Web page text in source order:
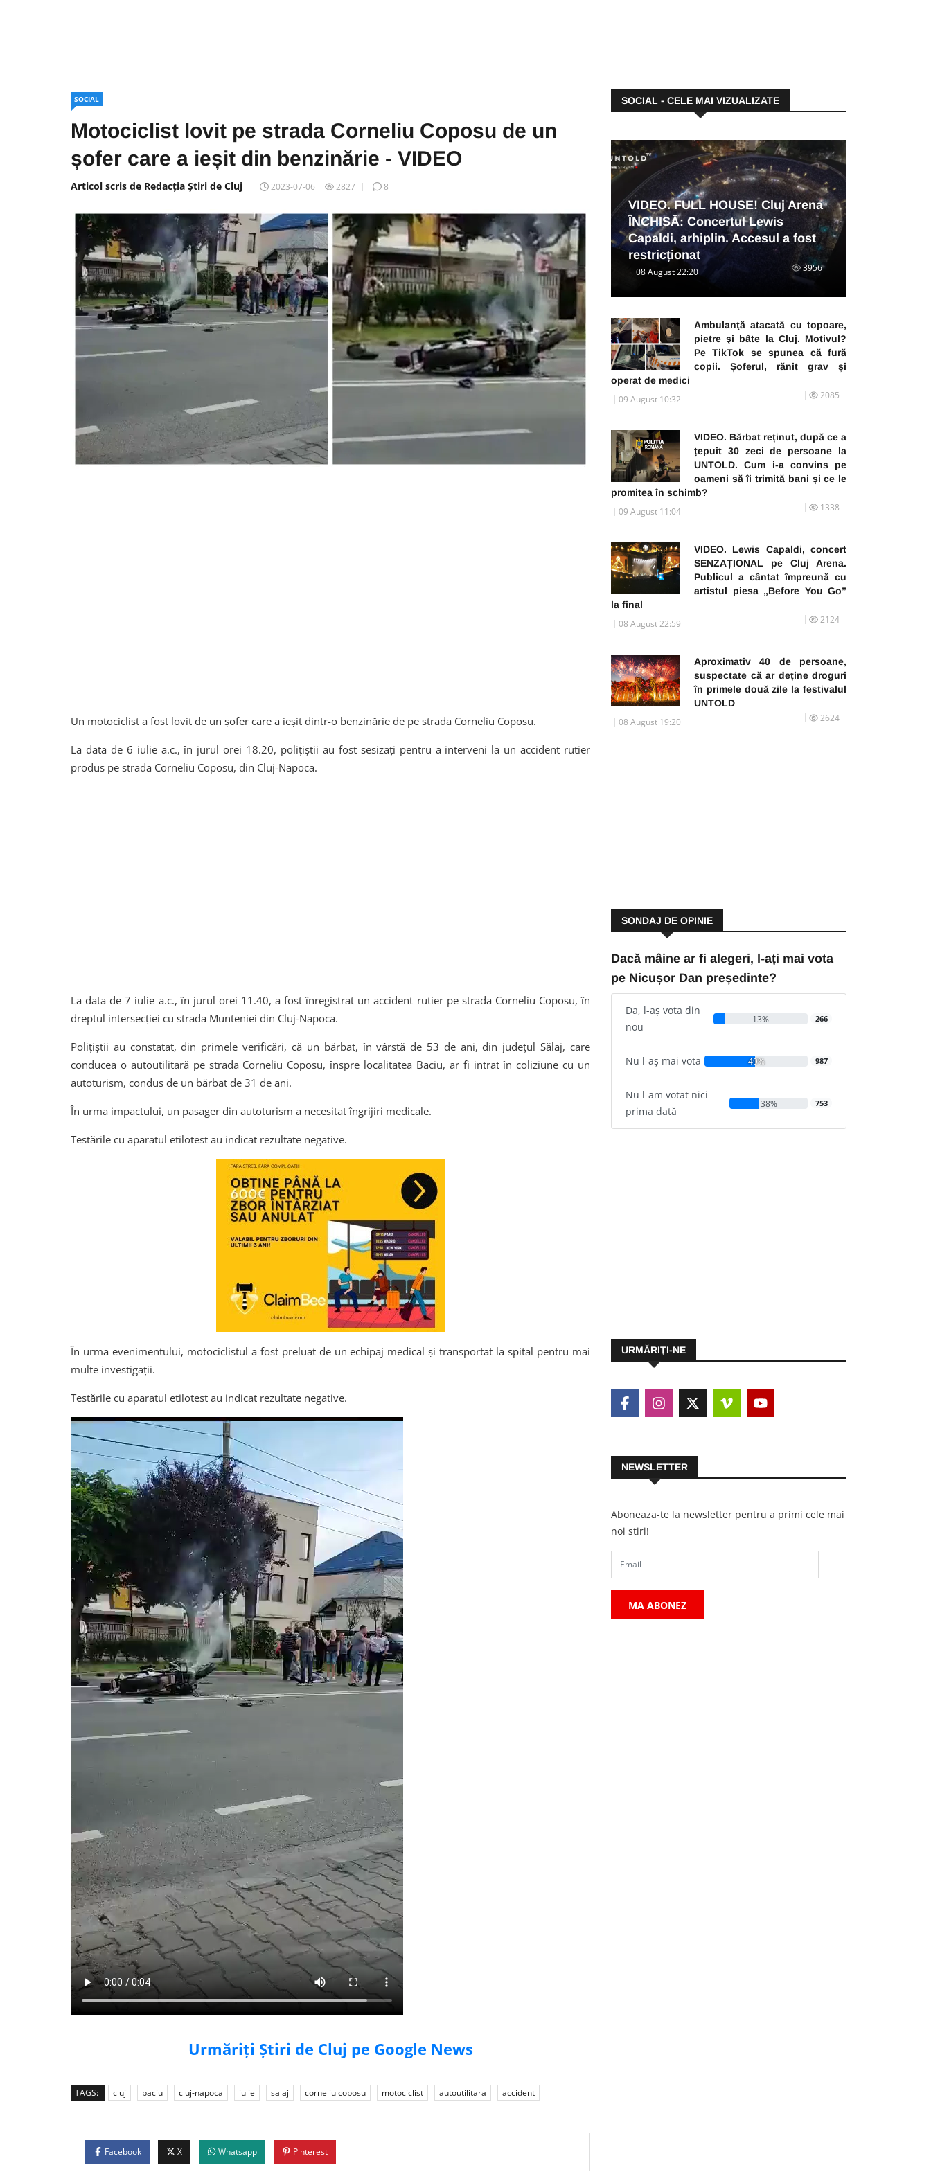
SOCIAL
Motociclist lovit pe strada Corneliu Coposu de un
șofer care a ieșit din benzinărie - VIDEO
Articol scris de Redacția Știri de Cluj 2023-07-06 2827 8
Un motociclist a fost lovit de un șofer care a ieșit dintr-o benzinărie de pe strada Corneliu Coposu.
La data de 6 iulie a.c., în jurul orei 18.20, polițiștii au fost sesizați pentru a interveni la un accident rutier
produs pe strada Corneliu Coposu, din Cluj-Napoca.
La data de 7 iulie a.c., în jurul orei 11.40, a fost înregistrat un accident rutier pe strada Corneliu Coposu, în
dreptul intersecției cu strada Munteniei din Cluj-Napoca.
Polițiștii au constatat, din primele verificări, că un bărbat, în vârstă de 53 de ani, din județul Sălaj, care
conducea o autoutilitară pe strada Corneliu Coposu, înspre localitatea Baciu, ar fi intrat în coliziune cu un
autoturism, condus de un bărbat de 31 de ani.
În urma impactului, un pasager din autoturism a necesitat îngrijiri medicale.
Testările cu aparatul etilotest au indicat rezultate negative.
În urma evenimentului, motociclistul a fost preluat de un echipaj medical și transportat la spital pentru mai
multe investigații.
Testările cu aparatul etilotest au indicat rezultate negative.
Urmăriți Știri de Cluj pe Google News
TAGS: cluj baciu cluj-napoca iulie salaj corneliu coposu motociclist autoutilitara accident
Facebook X Whatsapp Pinterest
SOCIAL - CELE MAI VIZUALIZATE
VIDEO. FULL HOUSE! Cluj Arena
ÎNCHISĂ: Concertul Lewis
Capaldi, arhiplin. Accesul a fost
restricționat
08 August 22:20 3956
Ambulanţă atacată cu topoare,
pietre şi bâte la Cluj. Motivul?
Pe TikTok se spunea că fură
copii. Șoferul, rănit grav și
operat de medici
09 August 10:32 2085
VIDEO. Bărbat reținut, după ce a
țepuit 30 zeci de persoane la
UNTOLD. Cum i-a convins pe
oameni să îi trimită bani și ce le
promitea în schimb?
09 August 11:04 1338
VIDEO. Lewis Capaldi, concert
SENZAȚIONAL pe Cluj Arena.
Publicul a cântat împreună cu
artistul piesa „Before You Go”
la final
08 August 22:59 2124
Aproximativ 40 de persoane,
suspectate că ar deține droguri
în primele două zile la festivalul
UNTOLD
08 August 19:20 2624
SONDAJ DE OPINIE
Dacă mâine ar fi alegeri, l-ați mai vota
pe Nicușor Dan președinte?
Da, l-aș vota din
nou
13% 266
Nu l-aș mai vota 49% 987
Nu l-am votat nici
prima dată
38% 753
URMĂRIŢI-NE
NEWSLETTER
Aboneaza-te la newsletter pentru a primi cele mai
noi stiri!
MA ABONEZ